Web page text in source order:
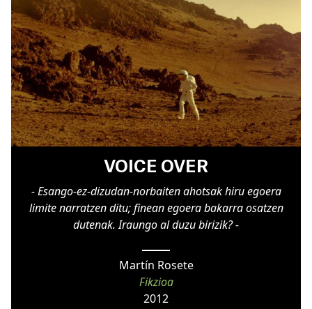
VOICE OVER
- Esango-ez-dizudan-norbaiten ahotsak hiru egoera
limite narratzen ditu; finean egoera bakarra osatzen
dutenak. Iraungo al duzu birizik? -
Martín Rosete
Fikzioa
2012